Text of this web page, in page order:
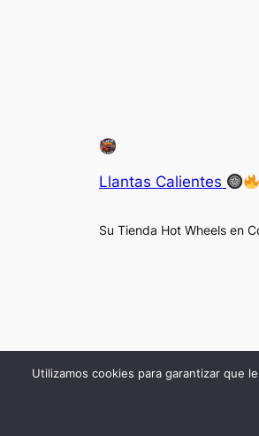
Llantas Calientes
Su Tienda Hot Wheels en
Utilizamos cookies para garantizar que